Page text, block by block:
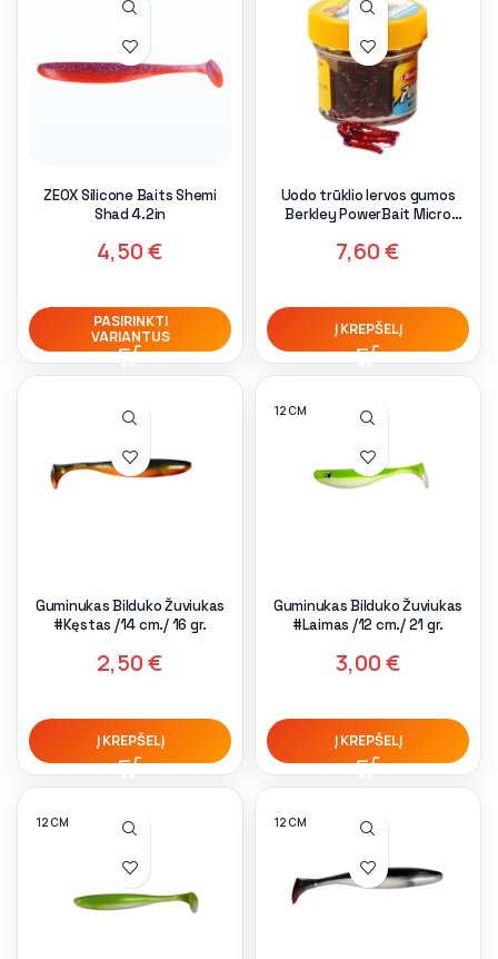
ZEOX Silicone Baits Shemi
Shad 4.2in
4,50€
PASIRINKTI
VARIANTUS
Uodo trūklio lervos gumos
Berkley PowerBait Micro
7,60€
Į KREPŠELĮ
Guminukas Bilduko Žuviukas
#Kęstas /14 cm./ 16 gr.
2,50€
Į KREPŠELĮ
12 CM
Guminukas Bilduko Žuviukas
#Laimas /12 cm./ 21 gr.
3,00€
Į KREPŠELĮ
12 CM 12 CM